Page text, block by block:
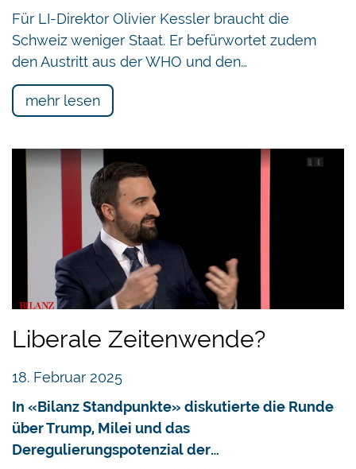
Für LI-Direktor Olivier Kessler braucht die
Schweiz weniger Staat. Er befürwortet zudem
den Austritt aus der WHO und den…
mehr lesen
Liberale Zeitenwende?
18. Februar 2025
In «Bilanz Standpunkte» diskutierte die Runde
über Trump, Milei und das
Deregulierungspotenzial der…